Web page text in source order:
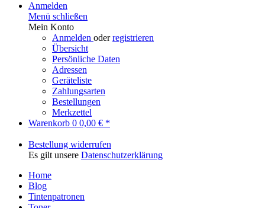
Anmelden
Menü schließen
Mein Konto
Anmelden oderregistrieren
Übersicht
Persönliche Daten
Adressen
Geräteliste
Zahlungsarten
Bestellungen
Merkzettel
Warenkorb 0 0,00 € *
Bestellung widerrufen
Es gilt unsere Datenschutzerklärung
Home
Blog
Tintenpatronen